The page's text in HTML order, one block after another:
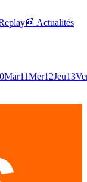
📰 Actualités
Mar11Mer12Jeu13